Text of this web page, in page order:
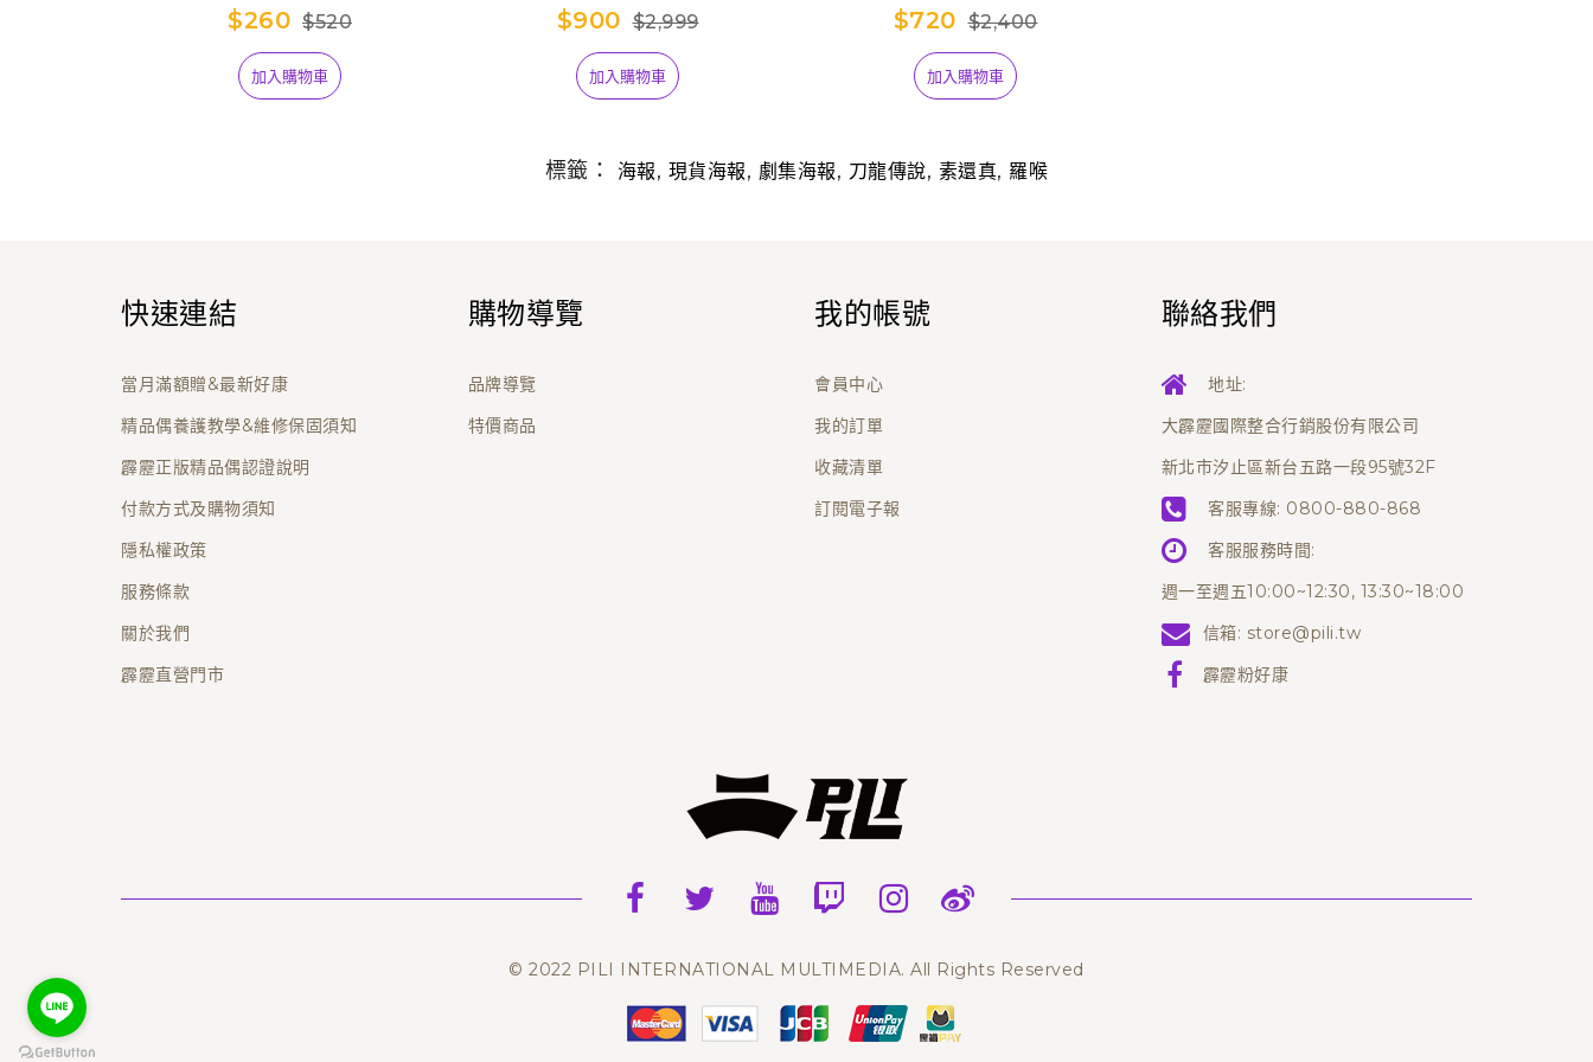
$260 $520
加入購物車
$900 $2,999
加入購物車
$720 $2,400
加入購物車
標籤： 海報, 現貨海報, 劇集海報, 刀龍傳說, 素還真, 羅喉
快速連結
當月滿額贈&最新好康
精品偶養護教學&維修保固須知
霹靂正版精品偶認證說明
付款方式及購物須知
隱私權政策
服務條款
關於我們
霹靂直營門市
購物導覽
品牌導覽
特價商品
我的帳號
會員中心
我的訂單
收藏清單
訂閱電子報
聯絡我們
地址:
大霹靂國際整合行銷股份有限公司
新北市汐止區新台五路一段95號32F
客服專線: 0800-880-868
客服服務時間:
週一至週五10:00~12:30, 13:30~18:00
信箱: store@pili.tw
霹靂粉好康
© 2022 PILI INTERNATIONAL MULTIMEDIA. All Rights Reserved